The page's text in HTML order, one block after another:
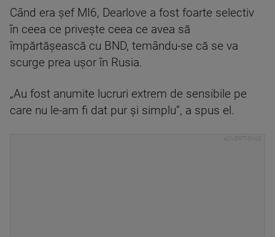
Când era șef MI6, Dearlove a fost foarte selectiv
în ceea ce privește ceea ce avea să
împărtășească cu BND, temându-se că se va
scurge prea ușor în Rusia.
„Au fost anumite lucruri extrem de sensibile pe
care nu le-am fi dat pur și simplu”, a spus el.